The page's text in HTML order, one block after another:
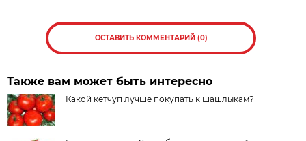
ОСТАВИТЬ КОММЕНТАРИЙ (0)
Также вам может быть интересно
Какой кетчуп лучше покупать к шашлыкам?